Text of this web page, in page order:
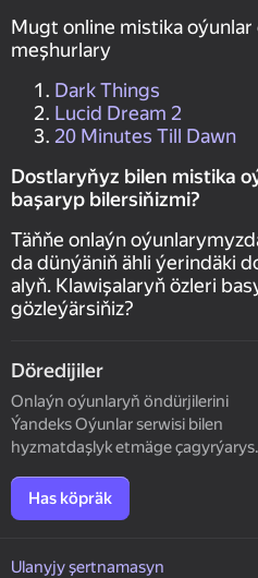
Mugt online mistika
meşhurlary
Dark Things
Lucid Dream 2
20 Minutes Till Dawn
Dostlaryňyz bilen mistika
başaryp bilersiňizmi?
Täňňe onlaýn
da dünýäniň ähli ýerindäki
alyň. Klawişalaryň özleri
gözleýärsiňiz?
Döredijiler
Onlaýn oýunlaryň öndürjilerini
Ýandeks Oýunlar serwisi bilen
hyzmatdaşlyk etmäge çagyrýarys.
Has köpräk
Ulanyjy şertnamasyn